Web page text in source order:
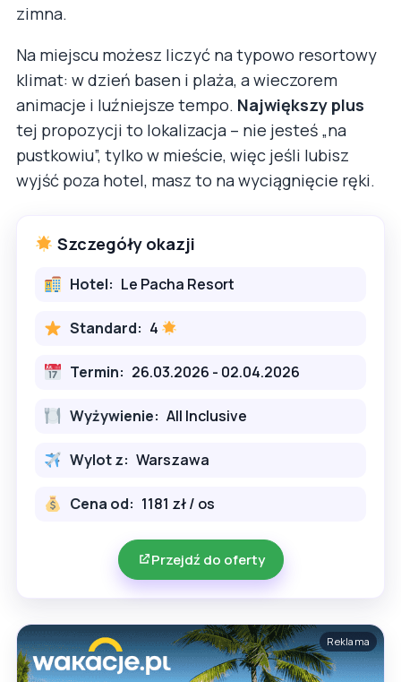
zimna.
Na miejscu możesz liczyć na typowo resortowy
klimat: w dzień basen i plaża, a wieczorem
animacje i luźniejsze tempo. Największy plus
tej propozycji to lokalizacja – nie jesteś „na
pustkowiu”, tylko w mieście, więc jeśli lubisz
wyjść poza hotel, masz to na wyciągnięcie ręki.
Szczegóły okazji
Hotel: Le Pacha Resort
Standard: 4
Termin: 26.03.2026 - 02.04.2026
Wyżywienie: All Inclusive
Wylot z: Warszawa
Cena od: 1181 zł / os
Przejdź do oferty
Reklama